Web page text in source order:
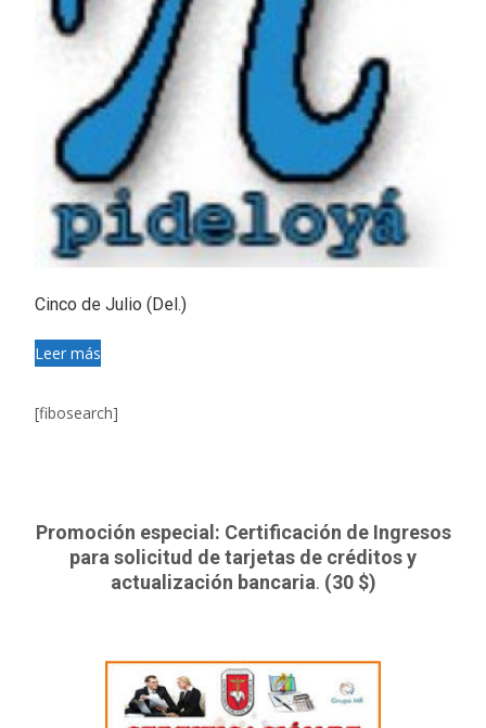
Cinco de Julio (Del.)
Leer más
[fibosearch]
Promoción especial: Certificación de Ingresos
para solicitud de tarjetas de créditos y
actualización bancaria. (30 $)